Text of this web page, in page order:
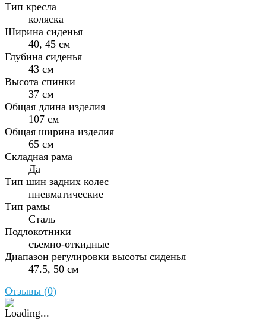
Тип кресла
коляска
Ширина сиденья
40, 45 см
Глубина сиденья
43 см
Высота спинки
37 см
Общая длина изделия
107 см
Общая ширина изделия
65 см
Складная рама
Да
Тип шин задних колес
пневматические
Тип рамы
Сталь
Подлокотники
съемно-откидные
Диапазон регулировки высоты сиденья
47.5, 50 см
Отзывы (0)